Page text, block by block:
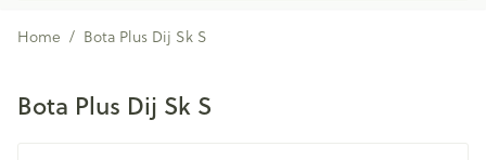
Home / Bota Plus Dij Sk S
Bota Plus Dij Sk S